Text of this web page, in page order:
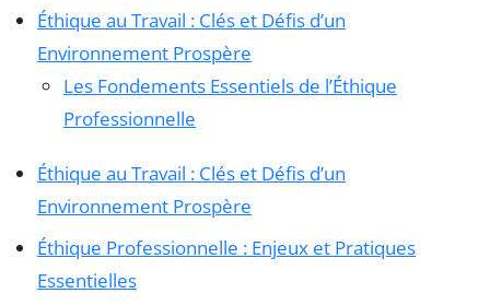
Éthique au Travail : Clés et Défis d’un
Environnement Prospère
Les Fondements Essentiels de l’Éthique
Professionnelle
Éthique au Travail : Clés et Défis d’un
Environnement Prospère
Éthique Professionnelle : Enjeux et Pratiques
Essentielles